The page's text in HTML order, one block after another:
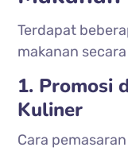
Terdapat
makanan
1. Promosi
Kuliner
Cara